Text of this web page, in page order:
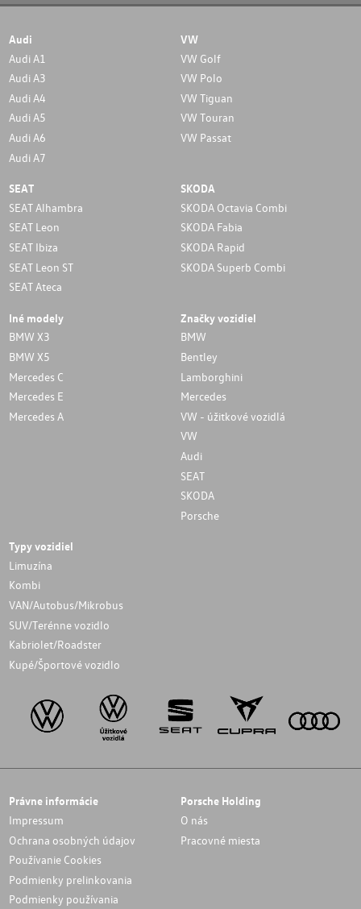
Audi
Audi A1
Audi A3
Audi A4
Audi A5
Audi A6
Audi A7
VW
VW Golf
VW Polo
VW Tiguan
VW Touran
VW Passat
SEAT
SEAT Alhambra
SEAT Leon
SEAT Ibiza
SEAT Leon ST
SEAT Ateca
SKODA
SKODA Octavia Combi
SKODA Fabia
SKODA Rapid
SKODA Superb Combi
Iné modely
BMW X3
BMW X5
Mercedes C
Mercedes E
Mercedes A
Značky vozidiel
BMW
Bentley
Lamborghini
Mercedes
VW - úžitkové vozidlá
VW
Audi
SEAT
SKODA
Porsche
Typy vozidiel
Limuzína
Kombi
VAN/Autobus/Mikrobus
SUV/Terénne vozidlo
Kabriolet/Roadster
Kupé/Športové vozidlo
Právne informácie
Impressum
Ochrana osobných údajov
Používanie Cookies
Podmienky prelinkovania
Podmienky používania
Porsche Holding
O nás
Pracovné miesta